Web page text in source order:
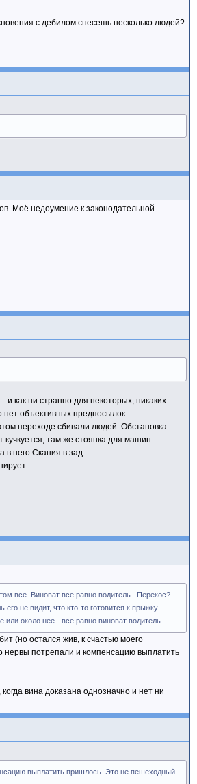
с дебилом снесешь несколько людей?
Моё недоумение к законодательной
как ни странно для некоторых, никаких
объективных предпосылок.
переходе сбивали людей. Обстановка
там же стоянка для машин.
в него Скания в зад...
все. Виноват все равно водитель...Перекос?
не видит, что кто-то готовится к прыжку...
около нее - все равно виноват водитель.
(но остался жив, к счастью моего
нервы потрепали и компенсацию выплатить
вина доказана однозначно и нет ни
выплатить пришлось. Это не пешеходный